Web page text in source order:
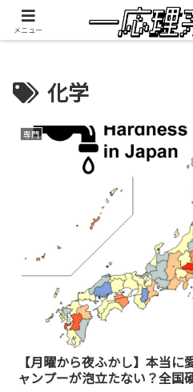
積雲が映像制作したMV『
化学
専門
【月曜から夜ふかし】本当
ャンプーが泡立たない？全国
メニュー